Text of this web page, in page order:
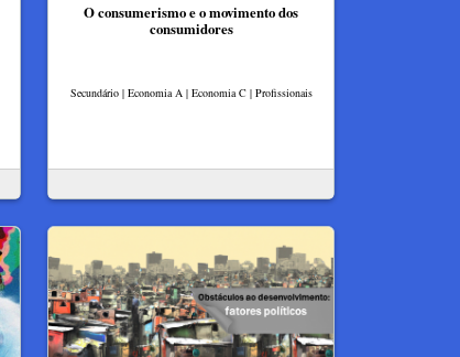
O consumerismo e o movimento dos
consumidores
Secundário | Economia A | Economia C | Profissionais